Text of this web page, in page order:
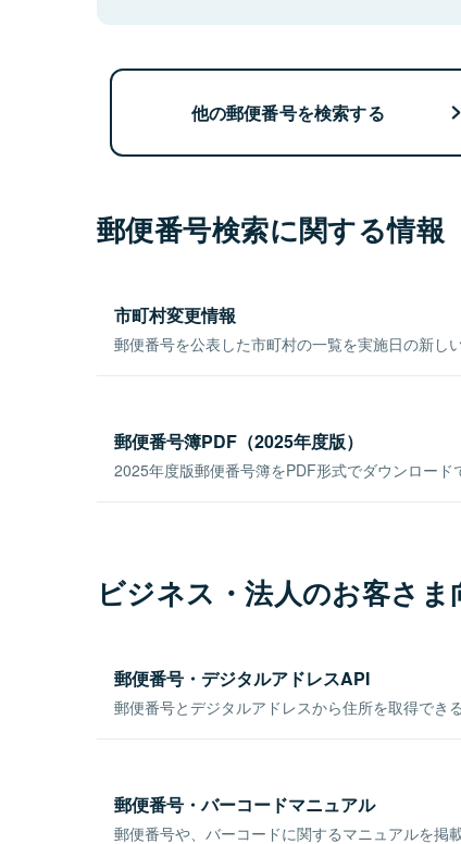
他の郵便番号を検索する
郵便番号検索に関する情報
市町村変更情報
郵便番号を公表した市町村の一覧を実施日の新し
郵便番号簿PDF（2025年度版）
2025年度版郵便番号簿をPDF形式でダウンロード
ビジネス・法人のお客さま
郵便番号・デジタルアドレスAPI
郵便番号とデジタルアドレスから住所を取得でき
郵便番号・バーコードマニュアル
郵便番号や、バーコードに関するマニュアルを掲